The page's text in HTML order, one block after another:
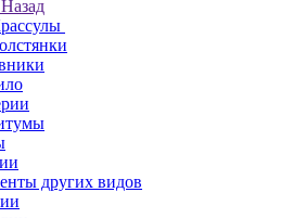
Назад
других видов